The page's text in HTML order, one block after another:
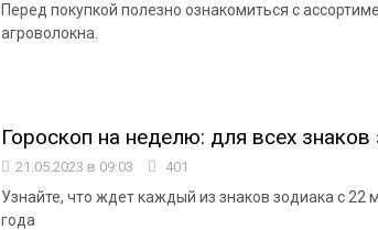
Перед покупкой полезно ознакомиться с
агроволокна.
Гороскоп на неделю: для всех знаков
21.05.2023 в 09:03 401
Узнайте, что ждет каждый из знаков зодиака с 22
года